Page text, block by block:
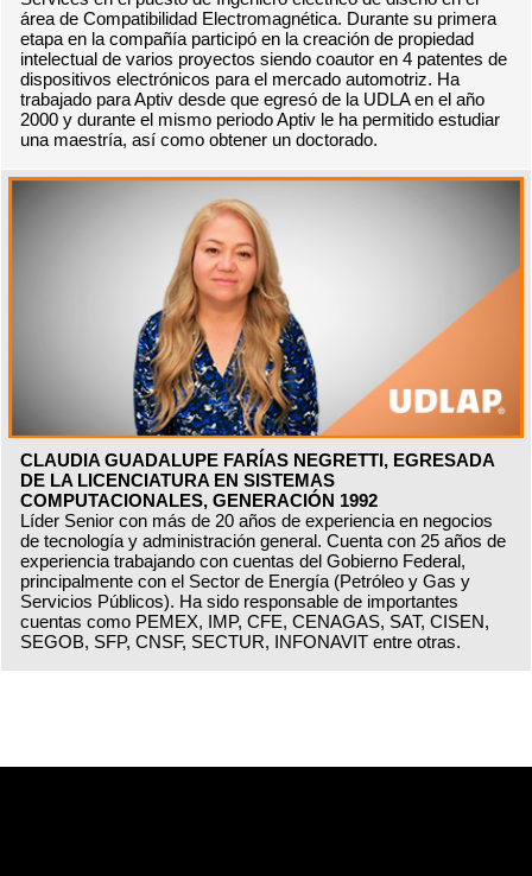
área de Compatibilidad Electromagnética. Durante su primera
etapa en la compañía participó en la creación de propiedad
intelectual de varios proyectos siendo coautor en 4 patentes de
dispositivos electrónicos para el mercado automotriz. Ha
trabajado para Aptiv desde que egresó de la UDLA en el año
2000 y durante el mismo periodo Aptiv le ha permitido estudiar
una maestría, así como obtener un doctorado.
CLAUDIA GUADALUPE FARÍAS NEGRETTI, EGRESADA
DE LA LICENCIATURA EN SISTEMAS
COMPUTACIONALES, GENERACIÓN 1992
Líder Senior con más de 20 años de experiencia en negocios
de tecnología y administración general. Cuenta con 25 años de
experiencia trabajando con cuentas del Gobierno Federal,
principalmente con el Sector de Energía (Petróleo y Gas y
Servicios Públicos). Ha sido responsable de importantes
cuentas como PEMEX, IMP, CFE, CENAGAS, SAT, CISEN,
SEGOB, SFP, CNSF, SECTUR, INFONAVIT entre otras.